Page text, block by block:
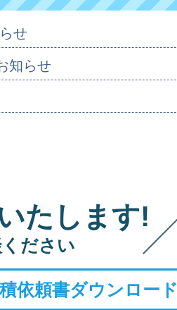
せ
知らせ
たします!
ださい
依頼書ダウンロード